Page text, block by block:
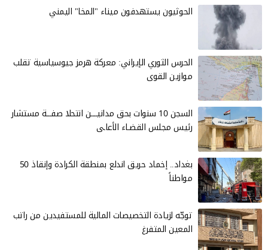
الحوثيون يستهدفون ميناء "المخا" اليمني
الحرس الثوري الإيراني: معركة هرمز جيوسياسية تقلب
موازين القوى
السجن 10 سنوات بحق مدانيــــن انتحلا صفـــة مستشار
رئيس مجلس القضـاء الأعاـى
بغداد.. إخماد حريق اندلع بمنطقة الكرادة وإنقاذ 50
مواطناً
توجّه لزيادة التخصيصات المالية للمستفيدين من راتب
المعين المتفرغ